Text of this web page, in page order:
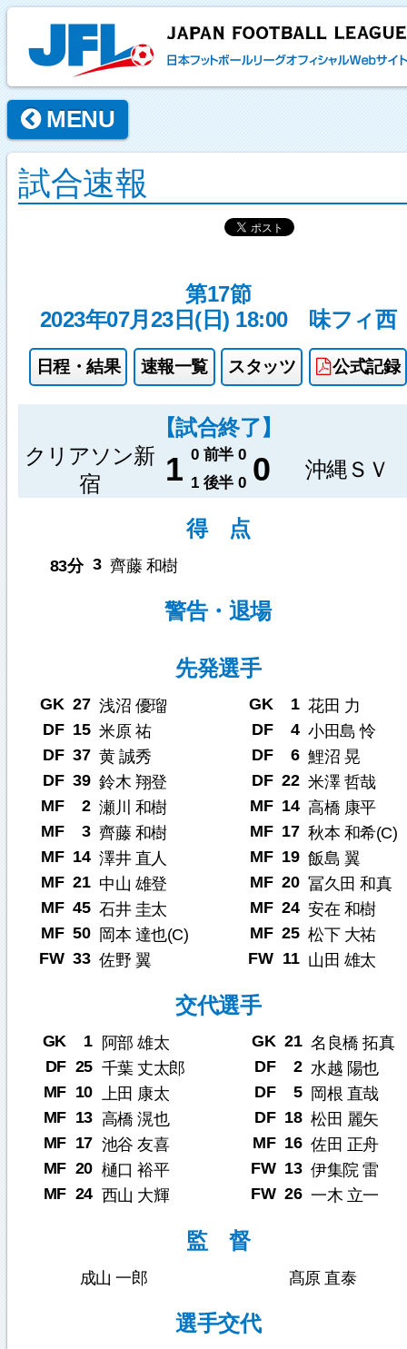
MENU
試合速報
第17節
2023年07月23日(日) 18:00
味フィ西
日程・結果 速報一覧 スタッツ 公式記録
【試合終了】
クリアソン新
宿
1 0 前半 0 0 沖縄ＳＶ
1 後半 0
得 点
83分 3 齊藤 和樹
警告・退場
先発選手
GK 27 浅沼 優瑠
DF 15 米原 祐
DF 37 黄 誠秀
DF 39 鈴木 翔登
MF
2 瀬川 和樹
MF
3 齊藤 和樹
MF 14 澤井 直人
MF 21 中山 雄登
MF 45 石井 圭太
MF 50
岡本 達也(C)
FW 33 佐野 翼
GK 1 花田 力
DF
4 小田島 怜
DF
6 鯉沼 晃
DF 22 米澤 哲哉
MF 14 高橋 康平
MF 17 秋本 和希(C)
MF 19 飯島 翼
MF 20 冨久田 和真
MF 24 安在 和樹
MF 25 松下 大祐
FW 11 山田 雄太
交代選手
GK 1
阿部 雄太
DF 25 千葉 丈太郎
MF 10 上田 康太
MF 13 高橋 滉也
MF 17 池谷 友喜
MF 20 樋口 裕平
MF 24 西山 大輝
GK 21 名良橋 拓真
DF
2 水越 陽也
DF
5
岡根 直哉
DF 18 松田 麗矢
MF 16 佐田 正舟
FW 13 伊集院 雷
FW 26 一木 立一
監 督
成山 一郎 髙原 直泰
選手交代